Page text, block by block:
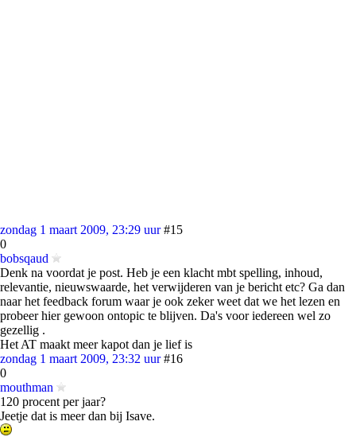
zondag 1 maart 2009, 23:29 uur #15
0
bobsqaud
Denk na voordat je post. Heb je een klacht mbt spelling, inhoud,
relevantie, nieuwswaarde, het verwijderen van je bericht etc? Ga dan
naar het feedback forum waar je ook zeker weet dat we het lezen en
probeer hier gewoon ontopic te blijven. Da's voor iedereen wel zo
gezellig .
Het AT maakt meer kapot dan je lief is
zondag 1 maart 2009, 23:32 uur #16
0
mouthman
120 procent per jaar?
Jeetje dat is meer dan bij Isave.